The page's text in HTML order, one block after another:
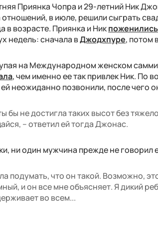
Приянка Чопра и 29-летний Ник
в июле, решили сыграть
в возрасте. Приянка и Никпоженились
недель: сначала вДжодхпуре, потом
на Международном женском
, чем именно ее так привлек Ник. По
неожиданно позвонили, после чего
бы не достигла таких высот без
– ответил ей тогда Джонас.
ни один мужчина прежде не говорил
подумать, что он такой. Возможно,
и он все мне объясняет. Я дикий
во всем...